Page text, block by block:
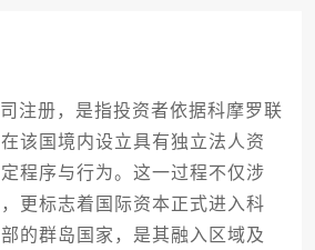
册，是指投资者依据科摩罗联
该国境内设立具有独立法人资
程序与行为。这一过程不仅涉
更标志着国际资本正式进入科
的群岛国家，是其融入区域及